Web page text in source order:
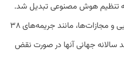
تنظیم هوش مصنوعی تبدیل شد.
این قانون شامل اختیارات اجرایی و مجازات‌ها، مانند جریمه‌های ۳۸
درصد از درآمد سالانه جهانی آنها در صورت نقض